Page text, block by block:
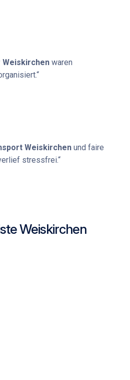
waren
Weiskirchen und faire
stressfrei.“
Weiskirchen